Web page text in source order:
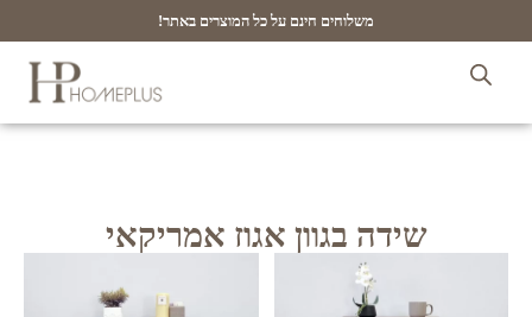
משלוחים חינם על כל המוצרים באתר!
שידה בגוון אגוז אמריקאי